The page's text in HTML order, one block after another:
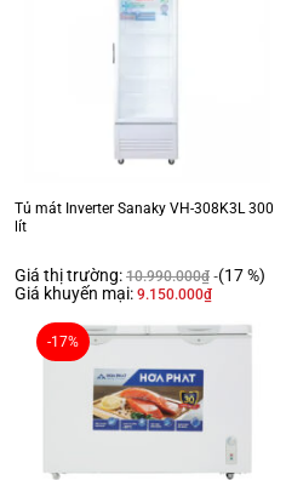
Tủ mát Inverter Sanaky VH-308K3L 300
lít
Giá thị trường: 10.990.000₫ (17 %)
Giá khuyến mại: 9.150.000₫
-17%